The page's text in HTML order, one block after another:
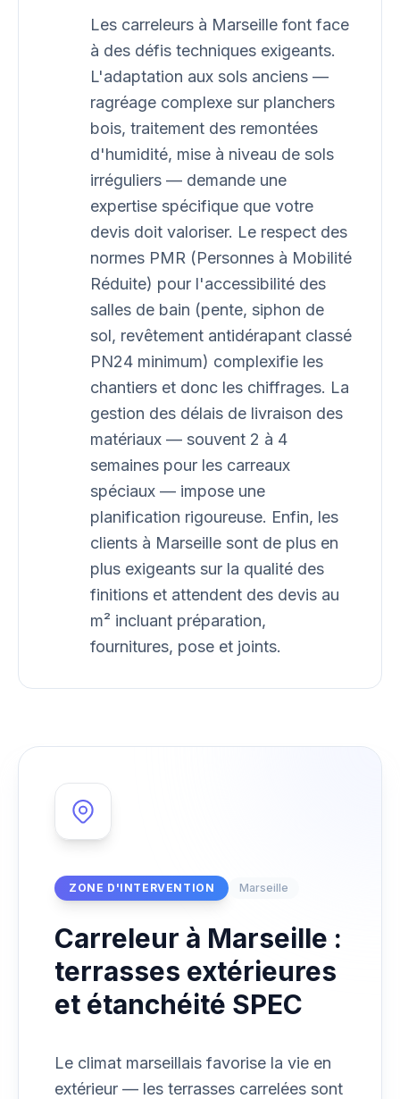
Les carreleurs à Marseille font face
à des défis techniques exigeants.
L'adaptation aux sols anciens —
ragréage complexe sur planchers
bois, traitement des remontées
d'humidité, mise à niveau de sols
irréguliers — demande une
expertise spécifique que votre
devis doit valoriser. Le respect des
normes PMR (Personnes à Mobilité
Réduite) pour l'accessibilité des
salles de bain (pente, siphon de
sol, revêtement antidérapant classé
PN24 minimum) complexifie les
chantiers et donc les chiffrages. La
gestion des délais de livraison des
matériaux — souvent 2 à 4
semaines pour les carreaux
spéciaux — impose une
planification rigoureuse. Enfin, les
clients à Marseille sont de plus en
plus exigeants sur la qualité des
finitions et attendent des devis au
m² incluant préparation,
fournitures, pose et joints.
ZONE D'INTERVENTION Marseille
Carreleur à Marseille :
terrasses extérieures
et étanchéité SPEC
Le climat marseillais favorise la vie en
extérieur — les terrasses carrelées sont